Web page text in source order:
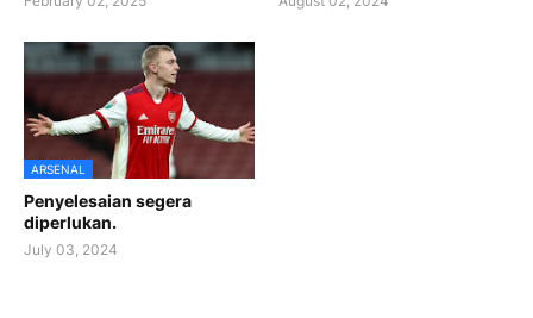
ARSENAL
Penyelesaian segera
diperlukan.
July 03, 2024